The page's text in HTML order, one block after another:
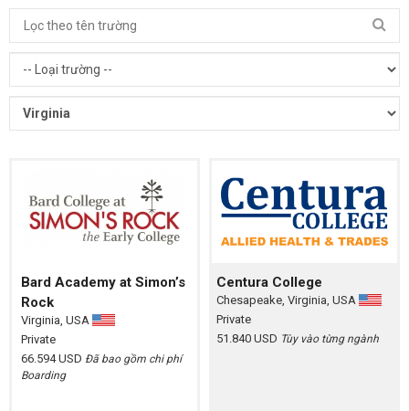
Bard Academy at Simon’s
Rock
Virginia, USA
Private
66.594 USD Đã bao gồm chi phí
Boarding
Centura College
Chesapeake, Virginia, USA
Private
51.840 USD Tùy vào từng ngành